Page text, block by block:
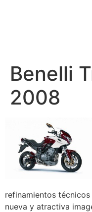
Benelli
2008
refinamientos
nueva y atractiva